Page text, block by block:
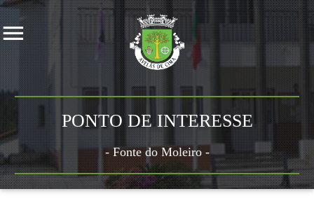
PONTO DE INTERESSE
- Fonte do Moleiro -